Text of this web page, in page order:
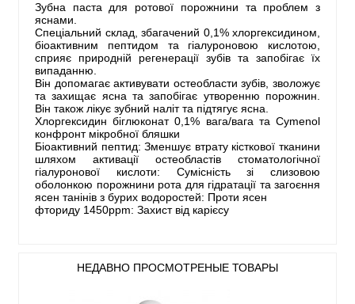
Зубна паста для ротової порожнини та проблем з
яснами.
Спеціальний склад, збагачений 0,1% хлоргексидином,
біоактивним пептидом та гіалуроновою кислотою,
сприяє природній регенерації зубів та запобігає їх
випаданню.
Він допомагає активувати остеобласти зубів, зволожує
та захищає ясна та запобігає утворенню порожнин.
Він також лікує зубний наліт та підтягує ясна.
Хлоргексидин біглюконат 0,1% вага/вага та Cymenol
конфронт мікробної бляшки
Біоактивний пептид: Зменшує втрату кісткової тканини
шляхом активації остеобластів стоматологічної
гіалуронової кислоти: Сумісність зі слизовою
оболонкою порожнини рота для гідратації та загоєння
ясен танінів з бурих водоростей: Проти ясен
фториду 1450ppm: Захист від карієсу
НЕДАВНО ПРОСМОТРЕНЫЕ ТОВАРЫ